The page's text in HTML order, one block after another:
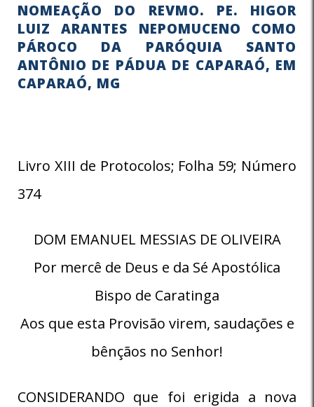
NOMEAÇÃO DO REVMO. PE. HIGOR
LUIZ ARANTES NEPOMUCENO COMO
PÁROCO DA PARÓQUIA SANTO
ANTÔNIO DE PÁDUA DE CAPARAÓ, EM
CAPARAÓ, MG
Livro XIII de Protocolos; Folha 59; Número
374
DOM EMANUEL MESSIAS DE OLIVEIRA
Por mercê de Deus e da Sé Apostólica
Bispo de Caratinga
Aos que esta Provisão virem, saudações e
bênçãos no Senhor!
CONSIDERANDO que foi erigida a nova